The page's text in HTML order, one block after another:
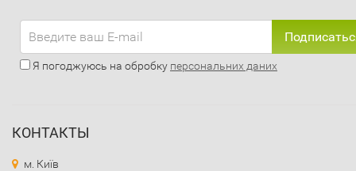
Я погоджуюсь на обробку персональних даних
КОНТАКТЫ
м. Київ